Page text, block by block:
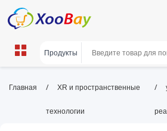
умные очки
реальности | XOOBAY
Главная / XR и пространственные
технологии
/